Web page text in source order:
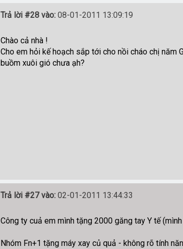
Trả lời #28 vào:08-01-2011 13:09:19
Chào cả nhà !
Cho em hỏi kế hoạch sắp tới cho nồi cháo chị
buồm xuôi gió chưa ạh?
Trả lời #27 vào:02-01-2011 13:44:33
Công ty cuả em mình tặng 2000 găng tay Y tế
Nhóm Fn+1 tặng máy xay củ quả - không rõ tính